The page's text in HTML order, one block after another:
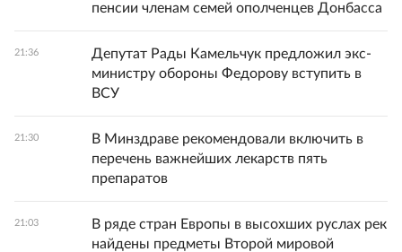
пенсии членам семей ополченцев Донбасса
21:36
Депутат Рады Камельчук предложил экс-
министру обороны Федорову вступить в
ВСУ
21:30
В Минздраве рекомендовали включить в
перечень важнейших лекарств пять
препаратов
21:03
В ряде стран Европы в высохших руслах рек
найдены предметы Второй мировой